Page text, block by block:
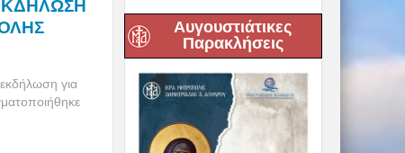
για
Αυγουστιάτικες
Παρακλήσεις